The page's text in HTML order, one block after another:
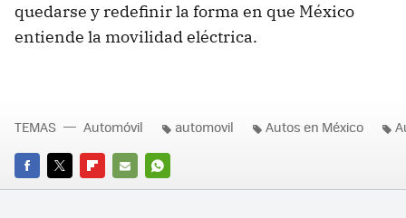
quedarse y redefinir la forma en que México
entiende la movilidad eléctrica.
FACEBOOK
TWITTERFLIPBOARD
E-
WHATSAPP
TEMAS Automóvil automovil Autos en México